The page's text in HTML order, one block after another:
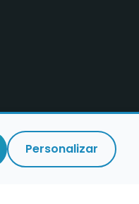
Personalizar